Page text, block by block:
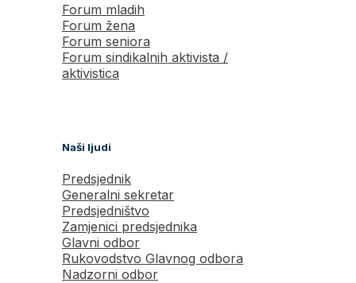
Forum mladih
Forum žena
Forum seniora
Forum sindikalnih aktivista /
aktivistica
Naši ljudi
Predsjednik
Generalni sekretar
Predsjedništvo
Zamjenici predsjednika
Glavni odbor
Rukovodstvo Glavnog odbora
Nadzorni odbor